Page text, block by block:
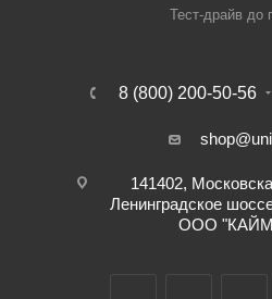
Тест-драйв до
8 (800) 200-50-56
141402,
Ленинградское
ООО